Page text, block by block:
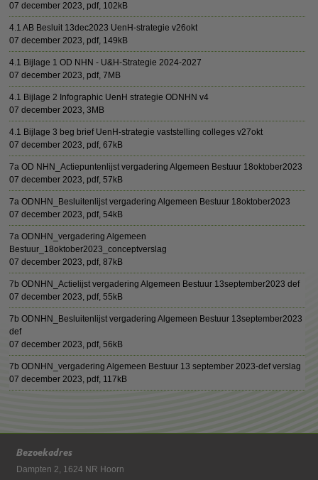
07 december 2023, pdf, 102kB
4.1 AB Besluit 13dec2023 UenH-strategie v26okt
07 december 2023, pdf, 149kB
4.1 Bijlage 1 OD NHN - U&H-Strategie 2024-2027
07 december 2023, pdf, 7MB
4.1 Bijlage 2 Infographic UenH strategie ODNHN v4
07 december 2023, 3MB
4.1 Bijlage 3 beg brief UenH-strategie vaststelling colleges v27okt
07 december 2023, pdf, 67kB
7a OD NHN_Actiepuntenlijst vergadering Algemeen Bestuur 18oktober2023
07 december 2023, pdf, 57kB
7a ODNHN_Besluitenlijst vergadering Algemeen Bestuur 18oktober2023
07 december 2023, pdf, 54kB
7a ODNHN_vergadering Algemeen
Bestuur_18oktober2023_conceptverslag
07 december 2023, pdf, 87kB
7b ODNHN_Actielijst vergadering Algemeen Bestuur 13september2023 def
07 december 2023, pdf, 55kB
7b ODNHN_Besluitenlijst vergadering Algemeen Bestuur 13september2023
def
07 december 2023, pdf, 56kB
7b ODNHN_vergadering Algemeen Bestuur 13 september 2023-def verslag
07 december 2023, pdf, 117kB
Bezoekadres
Dampten 2, 1624 NR Hoorn